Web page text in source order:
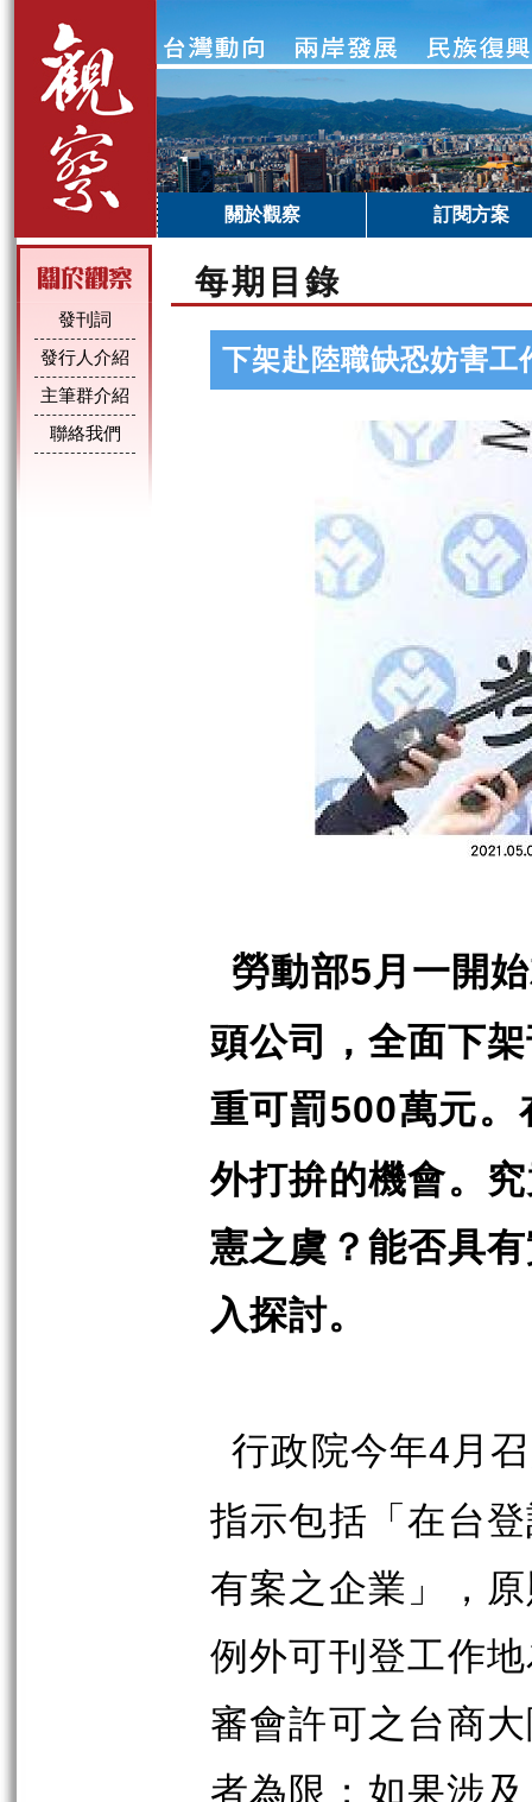
關於觀察 訂閱方案
發刊詞
發行人介紹
主筆群介紹
聯絡我們
每期目錄
下架赴陸職缺恐妨害工
勞動部5月一開
頭公司，全面下
重可罰500萬元。
外打拚的機會。
憲之虞？能否具
入探討。
行政院今年4月
指示包括「在台
有案之企業」，
例外可刊登工作
審會許可之台商
者為限；如果涉